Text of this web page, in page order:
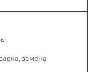
замена